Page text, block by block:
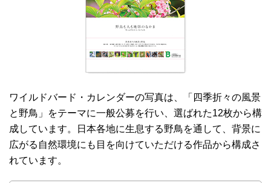
ワイルドバード・カレンダーの写真は、「四季折々の風景
と野鳥」をテーマに一般公募を行い、選ばれた12枚から構
成しています。日本各地に生息する野鳥を通して、背景に
広がる自然環境にも目を向けていただける作品から構成さ
れています。